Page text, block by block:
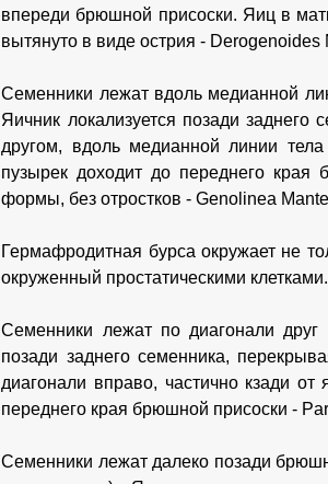
впереди брюшной присоски. Яиц в
вытянуто в виде острия - Derogenoides
Семенники лежат вдоль медианной
Яичник локализуется позади
другом, вдоль медианной линии
пузырек доходит до переднего
формы, без отростков - Genolinea
Гермафродитная бурса окружает не
окруженный простатическими клетками.
Семенники лежат по диагонали друг
позади заднего семенника,
диагонали вправо, частично кзади от
переднего края брюшной присоски -
Семенники лежат далеко позади